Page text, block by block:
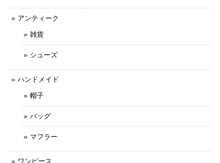
アンティーク
雑貨
シューズ
ハンドメイド
帽子
バッグ
マフラー
ワンピース